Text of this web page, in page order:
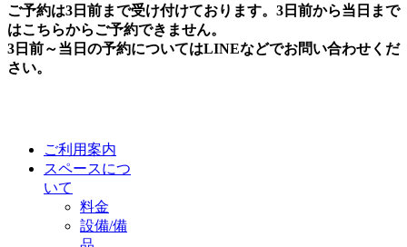
ご予約は3日前まで受け付けております。3日前から当日まで
はこちらからご予約できません。
3日前～当日の予約についてはLINEなどでお問い合わせくだ
さい。
ご利用案内
スペースにつ
いて
料金
設備/備